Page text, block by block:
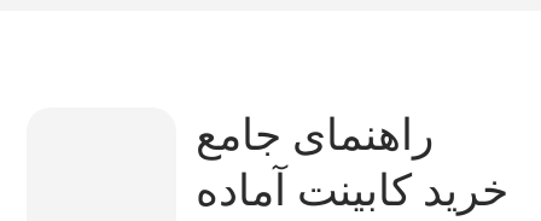
راهنمای جامع
خرید کابینت آماده